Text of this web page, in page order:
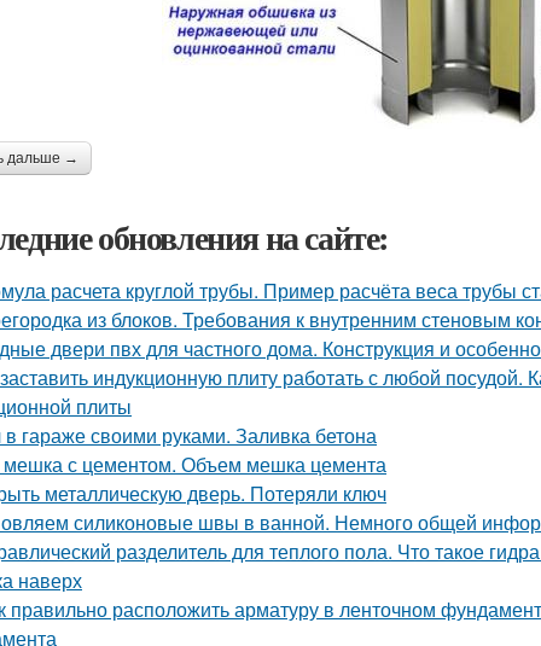
дальше →
обновления на сайте:
расчета круглой трубы. Пример расчёта веса трубы
из блоков. Требования к внутренним стеновым
двери пвх для частного дома. Конструкция и
индукционную плиту работать с любой посудой.
плиты
гараже своими руками. Заливка бетона
с цементом. Объем мешка цемента
металлическую дверь. Потеряли ключ
силиконовые швы в ванной. Немного общей
разделитель для теплого пола. Что такое
наверх
правильно расположить арматуру в ленточном